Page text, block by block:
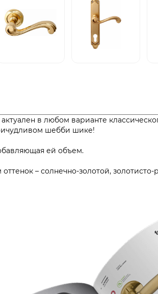
в любом варианте
причудливом шебби шике!
ей объем.
– солнечно-золотой,